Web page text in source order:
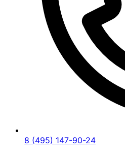
8 (495) 147-90-24